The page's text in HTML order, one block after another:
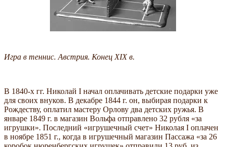
Игра в теннис. Австрия. Конец XIX в.
В 1840-х гг. Николай I начал оплачивать детские подарки уже
для своих внуков. В декабре 1844 г. он, выбирая подарки к
Рождеству, оплатил мастеру Орлову два детских ружья. В
январе 1849 г. в магазин Вольфа отправлено 32 рубля «за
игрушки». Последний «игрушечный счет» Николая I оплачен
в ноябре 1851 г., когда в игрушечный магазин Пассажа «за 26